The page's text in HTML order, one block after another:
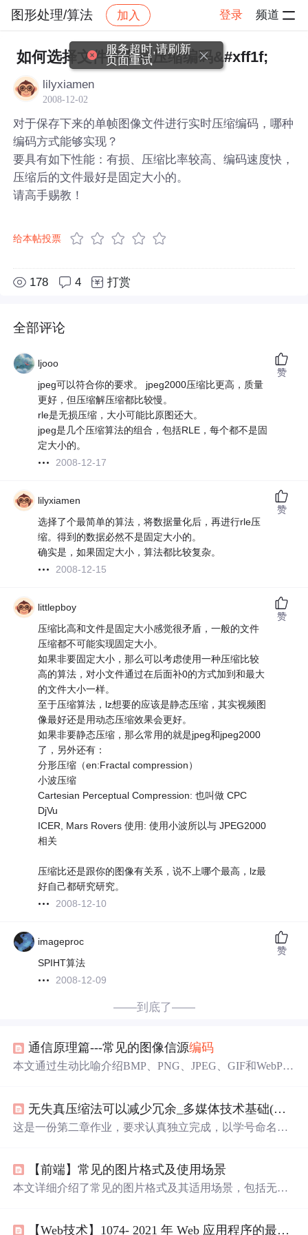
图形处理/算法 加入 登录 频道
社区 图形处理/算法 帖子详情
如何选择文件的有损压缩编码&#xff1f;
lilyxiamen
2008-12-02
对于保存下来的单帧图像文件进行实时压缩编码，哪种
编码方式能够实现？
要具有如下性能：有损、压缩比率较高、编码速度快，
压缩后的文件最好是固定大小的。
请高手赐教！
给本帖投票
178 4 打赏
全部评论
ljooo
jpeg可以符合你的要求。 jpeg2000压缩比更高，质量
更好，但压缩解压缩都比较慢。
rle是无损压缩，大小可能比原图还大。
jpeg是几个压缩算法的组合，包括RLE，每个都不是固
定大小的。
2008-12-17
赞
lilyxiamen
选择了个最简单的算法，将数据量化后，再进行rle压
缩。得到的数据必然不是固定大小的。
确实是，如果固定大小，算法都比较复杂。
2008-12-15
赞
littlepboy
压缩比高和文件是固定大小感觉很矛盾，一般的文件
压缩都不可能实现固定大小。
如果非要固定大小，那么可以考虑使用一种压缩比较
高的算法，对小文件通过在后面补0的方式加到和最大
的文件大小一样。
至于压缩算法，lz想要的应该是静态压缩，其实视频图
像最好还是用动态压缩效果会更好。
如果非要静态压缩，那么常用的就是jpeg和jpeg2000
了，另外还有：
分形压缩（en:Fractal compression）
小波压缩
Cartesian Perceptual Compression: 也叫做 CPC
DjVu
ICER, Mars Rovers 使用: 使用小波所以与 JPEG2000
相关
压缩比还是跟你的图像有关系，说不上哪个最高，lz最
好自己都研究研究。
2008-12-10
赞
imageproc
SPIHT算法
2008-12-09
赞
——到底了——
通信原理篇---常见的图像信源编码
本文通过生动比喻介绍BMP、PNG、JPEG、GIF和WebP等
件 大小和兼容性需求合理选择图像 编码方式。 无失真压缩法可以减少冗余_多媒体技术基础(数据压缩、标准、音频、图像)作业及答案...
这是一份第二章作业，要求认真独立完成，以学号命名 文
G标准、静态图像编码标准以及声音信号类型等信息技术
知识。
【前端】常见的图片格式及使用场景
本文详细介绍了常见的图片格式及其适用场景，包括无压
的特点如透明性、压缩率、文件大小和兼容性都有所阐【Web技术】1074- 2021 年 Web 应用程序的最佳图像格式
服务超时,请刷新
页面重试